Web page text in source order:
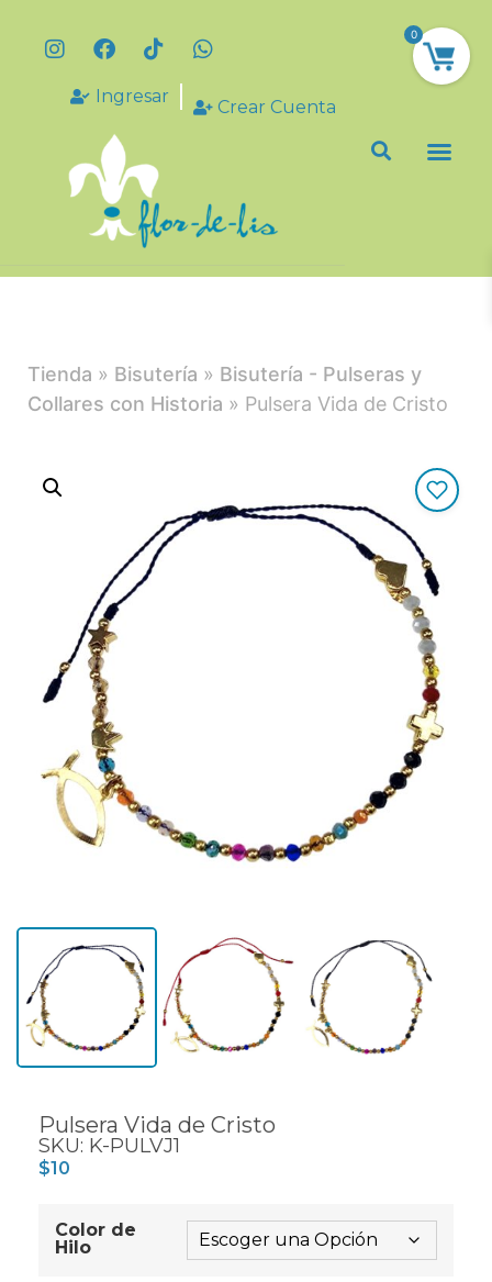
Ingresar
Crear Cuenta
Tienda » Bisutería » Bisutería - Pulseras y
Collares con Historia » Pulsera Vida de Cristo
Pulsera Vida de Cristo
SKU: K-PULVJ1
$10
Color de
Hilo
0